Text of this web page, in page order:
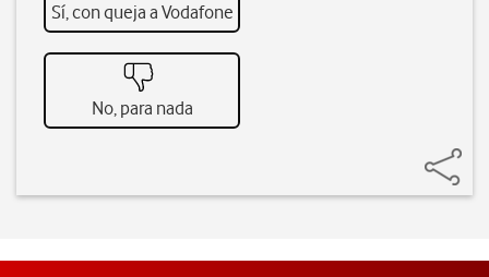
Sí, con queja a Vodafone
No, para nada